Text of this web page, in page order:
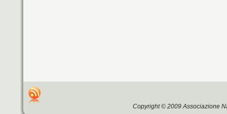
Copyright © 2009 Associazione